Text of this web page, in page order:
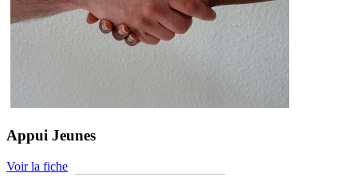
Appui Jeunes
Voir la fiche